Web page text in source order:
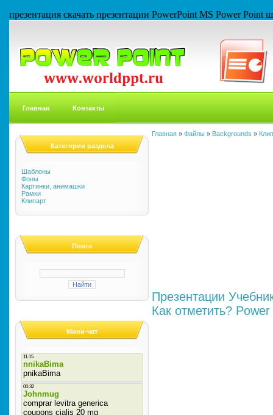
презентация скачать презентации PowerPoint MS Power
Главная Контакты
Категории раздела
Шаблоны
Фоны
Картинки, анимашки
Рамки
Клипарт
Поиск
Мини-чат
Главная » Файлы » Backgrounds »
Презентации
Как отметить?